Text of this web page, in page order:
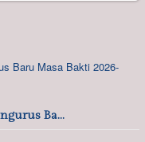
Ba…